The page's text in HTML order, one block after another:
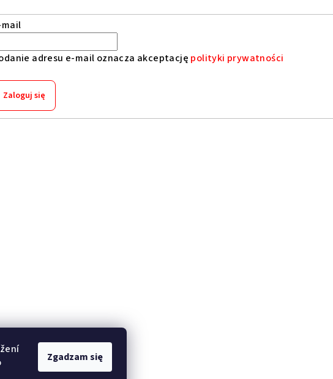
Zgadzam się
mail
adresu e-mail oznacza akceptację polityki prywatności
Zaloguj się